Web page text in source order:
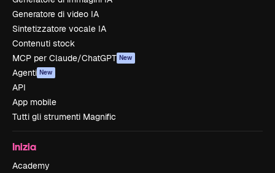
Generatore di video IA
Sintetizzatore vocale IA
Contenuti stock
MCP per Claude/ChatGPT New
Agenti New
API
App mobile
Tutti gli strumenti Magnific
Inizia
Academy